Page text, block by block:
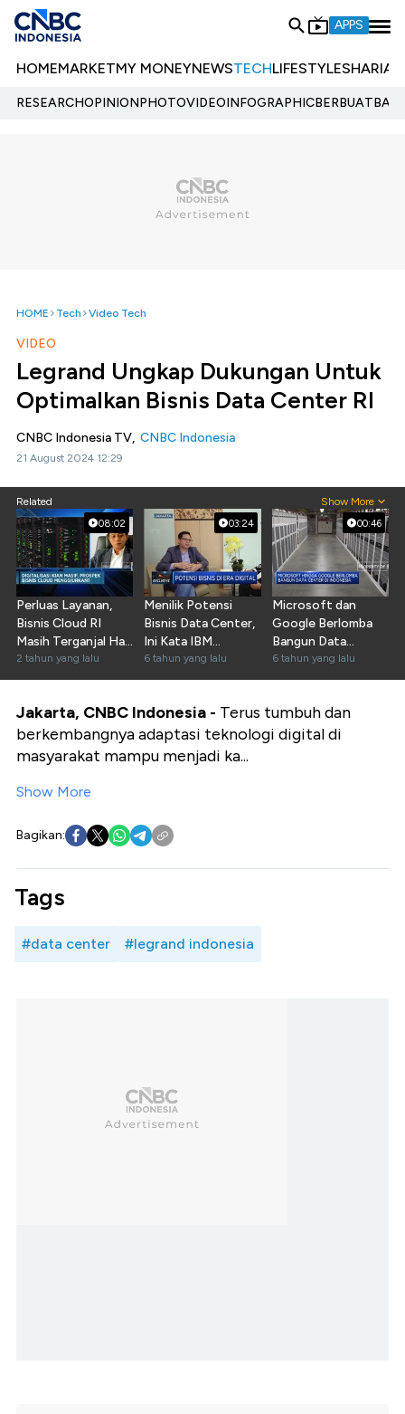
APPS
HOMEMARKETMY MONEYNEWSTECHLIFESTYLESHARIA
RESEARCHOPINIONPHOTOVIDEOINFOGRAPHIC
HOME Tech Video Tech
VIDEO
Legrand Ungkap Dukungan Untuk
Optimalkan Bisnis Data Center RI
CNBC Indonesia TV, CNBC Indonesia
21 August 2024 12:29
Related Show More
08:02
Perluas Layanan,
Bisnis Cloud RI
Masih Terganjal Hal
Ini!
2 tahun yang lalu
03:24
Menilik Potensi
Bisnis Data Center,
Ini Kata IBM
Indonesia
6 tahun yang lalu
00:46
Microsoft dan
Google Berlomba
Bangun Data
Center di Indonesia
6 tahun yang lalu
Jakarta, CNBC Indonesia - Terus tumbuh dan
berkembangnya adaptasi teknologi digital di
masyarakat mampu menjadi ka...
Show More
Bagikan:
Tags
#data center #legrand indonesia